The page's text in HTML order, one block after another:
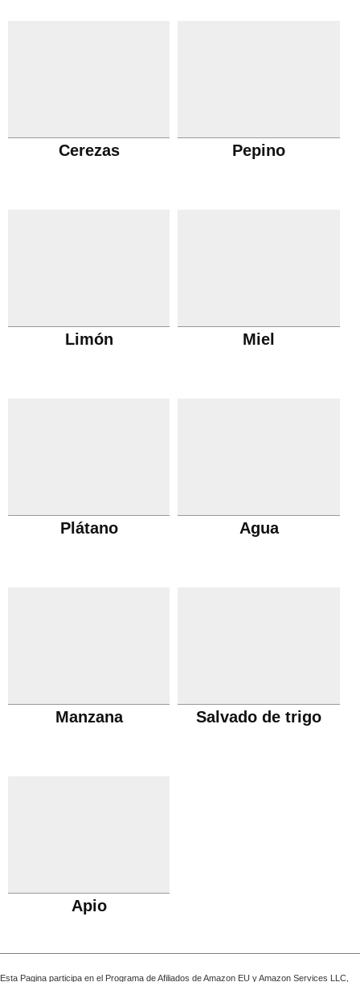
Cerezas Pepino
Limón Miel
Plátano Agua
Manzana Salvado de trigo
Apio
Esta Pagina participa en el Programa de Afiliados de Amazon EU y Amazon Services LLC,